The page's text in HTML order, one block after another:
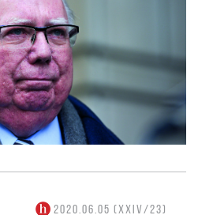
2020.06.05 (XXIV/23)